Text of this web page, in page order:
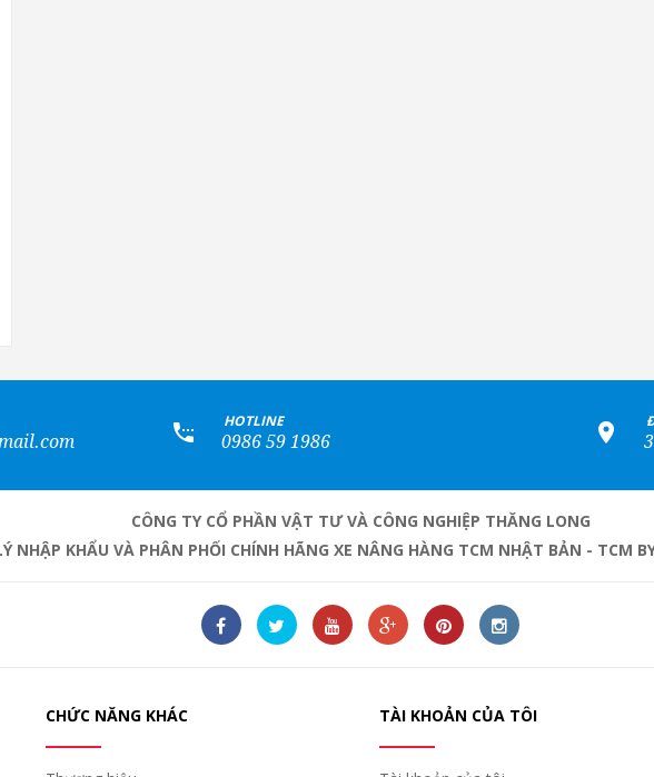
HOTLINE
0986 59 1986
CÔNG TY CỔ PHẦN VẬT TƯ VÀ CÔNG NGHIỆP THĂNG LONG
NHẬP KHẨU VÀ PHÂN PHỐI CHÍNH HÃNG XE NÂNG HÀNG TCM NHẬT BẢN - TCM BY
CHỨC NĂNG KHÁC TÀI KHOẢN CỦA TÔI